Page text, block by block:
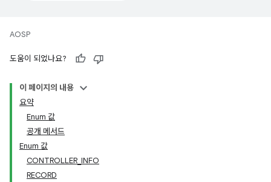
AOSP
도움이 되었나요?
이 페이지의 내용
요약
Enum 값
공개 메서드
Enum 값
CONTROLLER_INFO
RECORD